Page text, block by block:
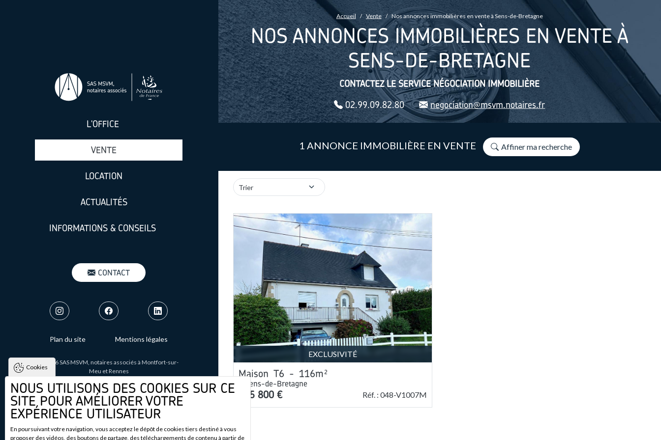
L'OFFICE
VENTE
LOCATION
ACTUALITÉS
INFORMATIONS & CONSEILS
MENU : BOUTON CONTACT
CONTACT
MENU : SOCIAL NETWORKS
Plan du site Mentions légales
2026SAS MSVM, notaires associés à Montfort-sur-
Meu et Rennes
Tous droits réservés.
Conçu par
FIL D'ARIANE Accueil Vente Nos annonces immobilières en vente à Sens-de-Bretagne
NOS ANNONCES IMMOBILIÈRES EN VENTE À
SENS-DE-BRETAGNE
CONTACTEZ LE SERVICE NÉGOCIATION IMMOBILIÈRE
02.99.09.82.80
negociation@msvm.notaires.fr
1 ANNONCE IMMOBILIÈRE EN VENTE Affiner ma recherche
Trier
EXCLUSIVITÉ
Maison T6 - 116m²
Sens-de-Bretagne
235 800 € Réf. : 048-V1007M
Cookies
NOUS UTILISONS DES COOKIES SUR CE
SITE POUR AMÉLIORER VOTRE
EXPÉRIENCE UTILISATEUR
En poursuivant votre navigation, vous acceptez le dépôt de cookies tiers destiné à vous
proposer des vidéos, des boutons de partage, des téléchargements de contenu à partir de